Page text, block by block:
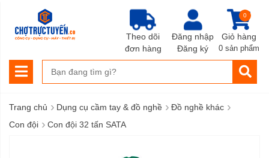
Đăng nhập
Đăng ký
Giỏ hàng
0
0 sản phẩm
Theo dõi
đơn hàng
Trang chủ › Dụng cụ cầm tay & đồ nghề › Đồ nghề khác ›
Con đội › Con đội 32 tấn SATA